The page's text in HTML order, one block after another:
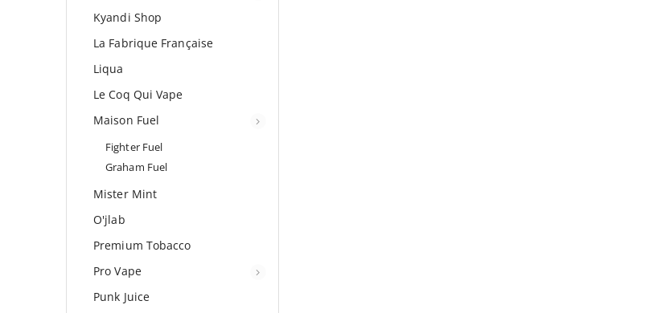
Kyandi Shop
La Fabrique Française
Liqua
Le Coq Qui Vape
Maison Fuel
Fighter Fuel
Graham Fuel
Mister Mint
O'jlab
Premium Tobacco
Pro Vape
Punk Juice